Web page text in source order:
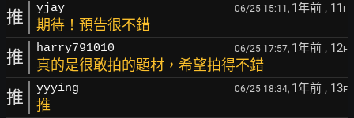
推 yjay 06/25 15:11, 1年前 , 11 F
期待！預告很不錯
推 harry791010 06/25 17:57, 1年前 , 12F
真的是很敢拍的題材，希望拍得不錯
推 yyying 06/25 18:34, 1年前 , 13F
推